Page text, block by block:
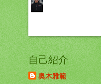
自己紹介
奥木雅範